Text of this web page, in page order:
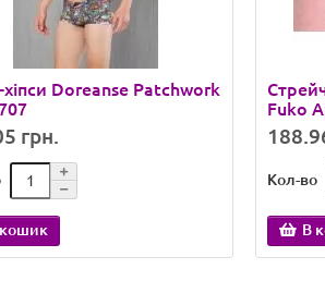
хіпси Doreanse Patchwork
грн.
Fuko
Кол-во
В